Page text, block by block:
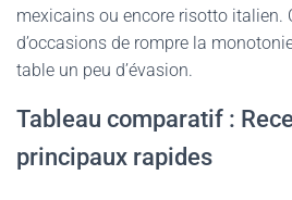
mexicains ou encore risotto italien.
d’occasions de rompre la
table un peu d’évasion.
Tableau comparatif :
principaux rapides